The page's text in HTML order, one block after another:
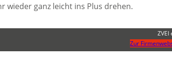
wieder ganz leicht ins Plus drehen.
ZVEI
Zur